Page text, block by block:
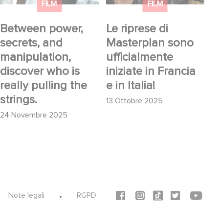
FILM
Between power,
secrets, and
manipulation,
discover who is
really pulling the
strings.
24 Novembre 2025
who is really pulling
FILM
Le riprese di
Masterplan sono
ufficialmente
iniziate in Francia
e in Italia!
13 Ottobre 2025
Francia e in Italia!
Note legali RGPD Social icons